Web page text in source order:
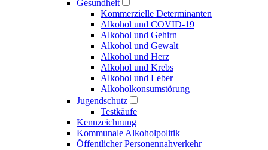
Gesundheit
Kommerzielle Determinanten
Alkohol und COVID-19
Alkohol und Gehirn
Alkohol und Gewalt
Alkohol und Herz
Alkohol und Krebs
Alkohol und Leber
Alkoholkonsumstörung
Jugendschutz
Testkäufe
Kennzeichnung
Kommunale Alkoholpolitik
Öffentlicher Personennahverkehr